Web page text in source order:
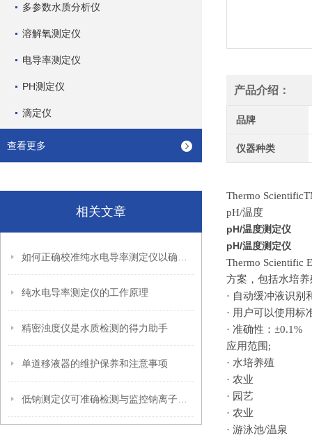
多参数水质分析仪
溶解氧测定仪
电导率测定仪
PH测定仪
滴定仪
查看更多
相关文章
纯水电导率测定仪的工作原理
精密浊度仪是水质检测的得力助手
单道移液器的维护保养和注意事项
产品介绍：
品牌
仪器种类
Thermo
pH/温度
pH/温度测定仪
pH/温度测定仪
Thermo Scientific
方案，包括水培
· 自动缓冲液识别
· 用户可以使用标
· 准确性： ±0.1%
应用范围 ;
· 水培养殖
· 农业
· 园艺
· 农业
· 游泳池/温泉